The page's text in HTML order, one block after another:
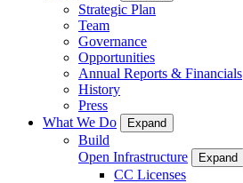
Strategic Plan
Team
Governance
Opportunities
Annual Reports & Financials
History
Press
What We Do
Expand
Build
Open Infrastructure
Expand
CC Licenses